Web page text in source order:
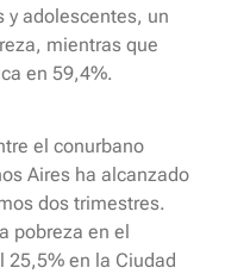
y adolescentes, un
mientras que
en 59,4%.
el conurbano
Aires ha alcanzado
dos trimestres.
pobreza en el
25,5% en la Ciudad